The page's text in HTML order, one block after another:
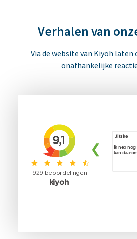
Verhalen van
Via de website van Kiyoh
onafhankelijke